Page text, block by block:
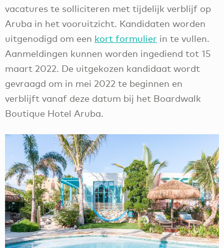
vacatures te solliciteren met tijdelijk verblijf op
Aruba in het vooruitzicht. Kandidaten worden
uitgenodigd om een kort formulier in te vullen.
Aanmeldingen kunnen worden ingediend tot 15
maart 2022. De uitgekozen kandidaat wordt
gevraagd om in mei 2022 te beginnen en
verblijft vanaf deze datum bij het Boardwalk
Boutique Hotel Aruba.